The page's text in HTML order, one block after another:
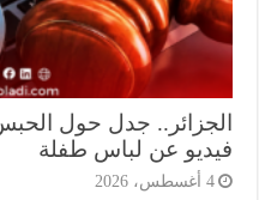
جدل حول الحبس
عن لباس طفلة